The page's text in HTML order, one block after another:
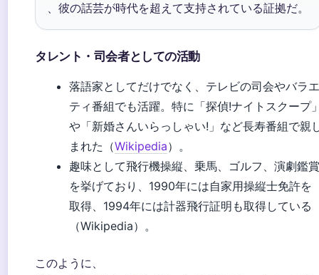
、彼の話芸が時代を超えて支持されている証拠だ。
タレント・司会者としての活動
落語家としてだけでなく、テレビの司会やバラエ
ティ番組でも活躍。特に「探偵!ナイトスクープ
や「新婚さんいらっしゃい!」など長寿番組で親
まれた（Wikipedia）。
趣味として飛行機操縦、乗馬、ゴルフ、演劇鑑賞
を挙げており、1990年には自家用操縦士免許を
取得、1994年には計器飛行証明も取得している
（Wikipedia）。
このように、